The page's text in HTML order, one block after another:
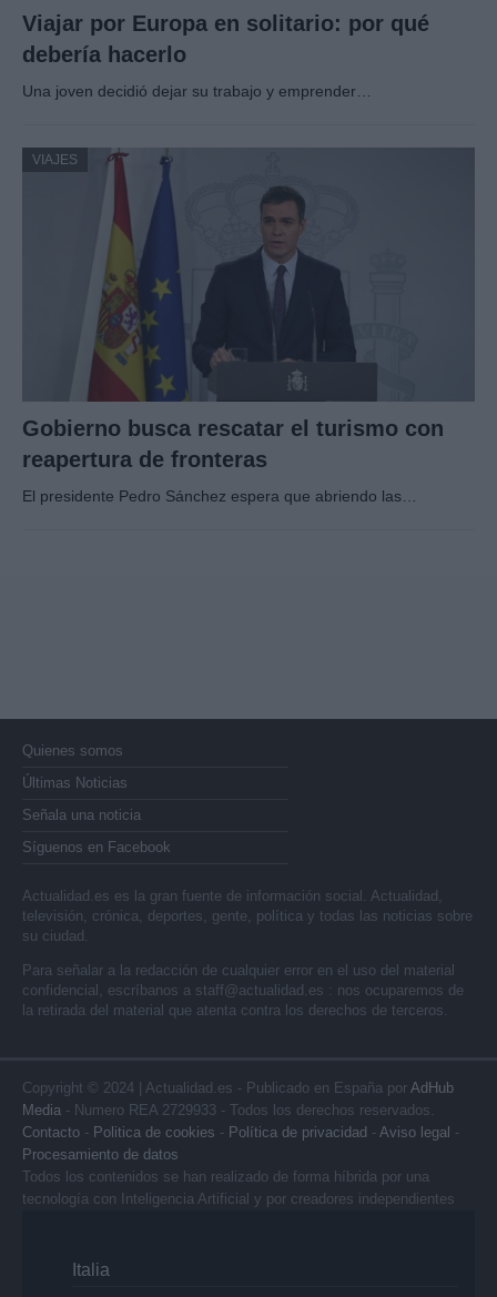
Viajar por Europa en solitario: por qué
debería hacerlo
Una joven decidió dejar su trabajo y emprender…
VIAJES
Gobierno busca rescatar el turismo con
reapertura de fronteras
El presidente Pedro Sánchez espera que abriendo las…
Quienes somos
Últimas Noticias
Señala una noticia
Síguenos en Facebook
Actualidad.es es la gran fuente de información social. Actualidad,
televisión, crónica, deportes, gente, política y todas las noticias sobre
su ciudad.
Para señalar a la redacción de cualquier error en el uso del material
confidencial, escríbanos a staff@actualidad.es : nos ocuparemos de
la retirada del material que atenta contra los derechos de terceros.
Copyright © 2024 | Actualidad.es - Publicado en España por AdHub
Media - Numero REA 2729933 - Todos los derechos reservados.
Contacto - Politica de cookies - Política de privacidad - Aviso legal -
Procesamiento de datos
Todos los contenidos se han realizado de forma híbrida por una
tecnología con Inteligencia Artificial y por creadores independientes
Italia